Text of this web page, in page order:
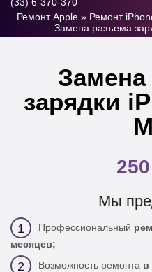
Ремонт Apple» Ремонт
Замена разъема
зарядки
Мы
1 Профессиональный
месяцев;
2 Возможность ремонта в